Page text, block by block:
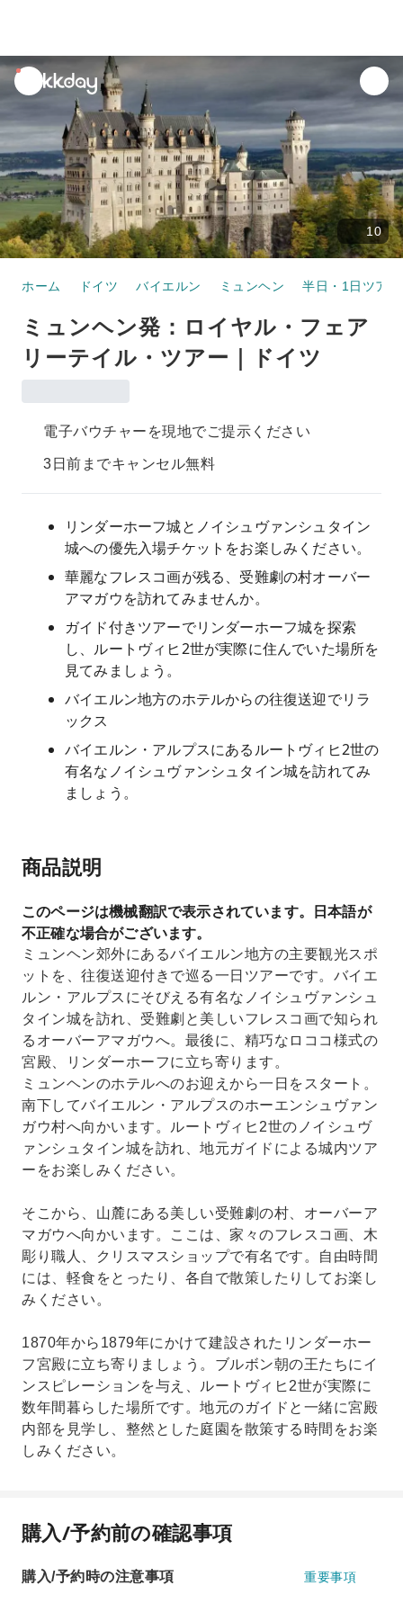
unread
notifications
10
ホーム ドイツ バイエルン ミュンヘン 半日・1日ツアー
ミュンヘン発：ロイヤル・フェア
リーテイル・ツアー｜ドイツ
電子バウチャーを現地でご提示ください
3日前までキャンセル無料
リンダーホーフ城とノイシュヴァンシュタイン
城への優先入場チケットをお楽しみください。
華麗なフレスコ画が残る、受難劇の村オーバー
アマガウを訪れてみませんか。
ガイド付きツアーでリンダーホーフ城を探索
し、ルートヴィヒ2世が実際に住んでいた場所を
見てみましょう。
バイエルン地方のホテルからの往復送迎でリラ
ックス
バイエルン・アルプスにあるルートヴィヒ2世の
有名なノイシュヴァンシュタイン城を訪れてみ
ましょう。
商品説明
このページは機械翻訳で表示されています。日本語が
不正確な場合がございます。
ミュンヘン郊外にあるバイエルン地方の主要観光スポ
ットを、往復送迎付きで巡る一日ツアーです。バイエ
ルン・アルプスにそびえる有名なノイシュヴァンシュ
タイン城を訪れ、受難劇と美しいフレスコ画で知られ
るオーバーアマガウへ。最後に、精巧なロココ様式の
宮殿、リンダーホーフに立ち寄ります。
ミュンヘンのホテルへのお迎えから一日をスタート。
南下してバイエルン・アルプスのホーエンシュヴァン
ガウ村へ向かいます。ルートヴィヒ2世のノイシュヴ
ァンシュタイン城を訪れ、地元ガイドによる城内ツア
ーをお楽しみください。
そこから、山麓にある美しい受難劇の村、オーバーア
マガウへ向かいます。ここは、家々のフレスコ画、木
彫り職人、クリスマスショップで有名です。自由時間
には、軽食をとったり、各自で散策したりしてお楽し
みください。
1870年から1879年にかけて建設されたリンダーホー
フ宮殿に立ち寄りましょう。ブルボン朝の王たちにイ
ンスピレーションを与え、ルートヴィヒ2世が実際に
数年間暮らした場所です。地元のガイドと一緒に宮殿
内部を見学し、整然とした庭園を散策する時間をお楽
しみください。
購入/予約前の確認事項
購入/予約時の注意事項 重要事項